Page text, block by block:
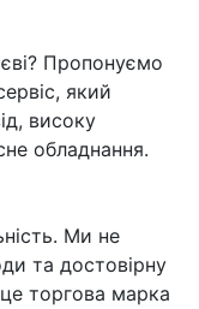
Пропонуємо
який
високу
обладнання.
Ми не
та достовірну
торгова марка